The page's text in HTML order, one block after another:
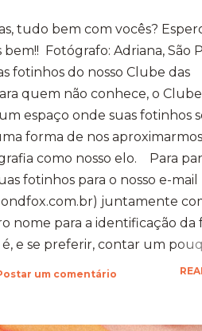
tudo bem com vocês?
Fotógrafo: Adriana, São
fotinhos do nosso Clube das
quem não conhece, o
espaço onde suas fotinhos
forma de nos
como nosso elo. Para
fotinhos para o nosso e-mail
juntamente
nome para a identificação da
e se preferir, contar um
Fique a vontade! Ficarei
um comentário